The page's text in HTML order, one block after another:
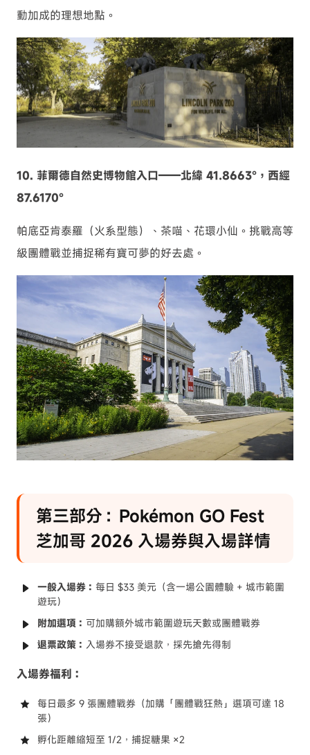
動加成的理想地點。
10. 菲爾德自然史博物館入口——北緯 41.8663°，西經
87.6170°
帕底亞肯泰羅（火系型態）、茶喵、花環小仙。挑戰高等
級團體戰並捕捉稀有寶可夢的好去處。
第三部分：Pokémon GO Fest
芝加哥 2026 入場券與入場詳情
一般入場券： 每日 $33 美元（含一場公園體驗 + 城市範圍
遊玩）
附加選項： 可加購額外城市範圍遊玩天數或團體戰券
退票政策： 入場券不接受退款，採先搶先得制
入場券福利：
每日最多 9 張團體戰券（加購「團體戰狂熱」選項可達 18
張）
孵化距離縮短至 1/2，捕捉糖果 ×2